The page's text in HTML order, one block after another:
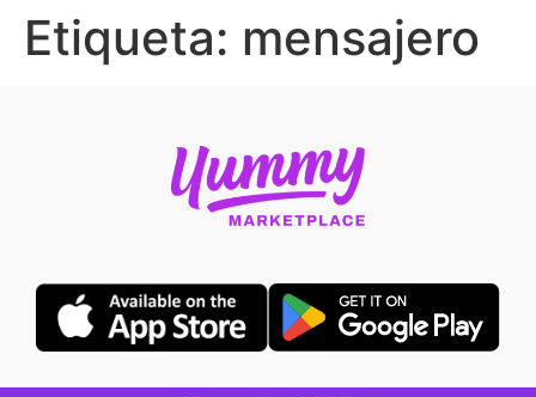
Etiqueta: mensajero